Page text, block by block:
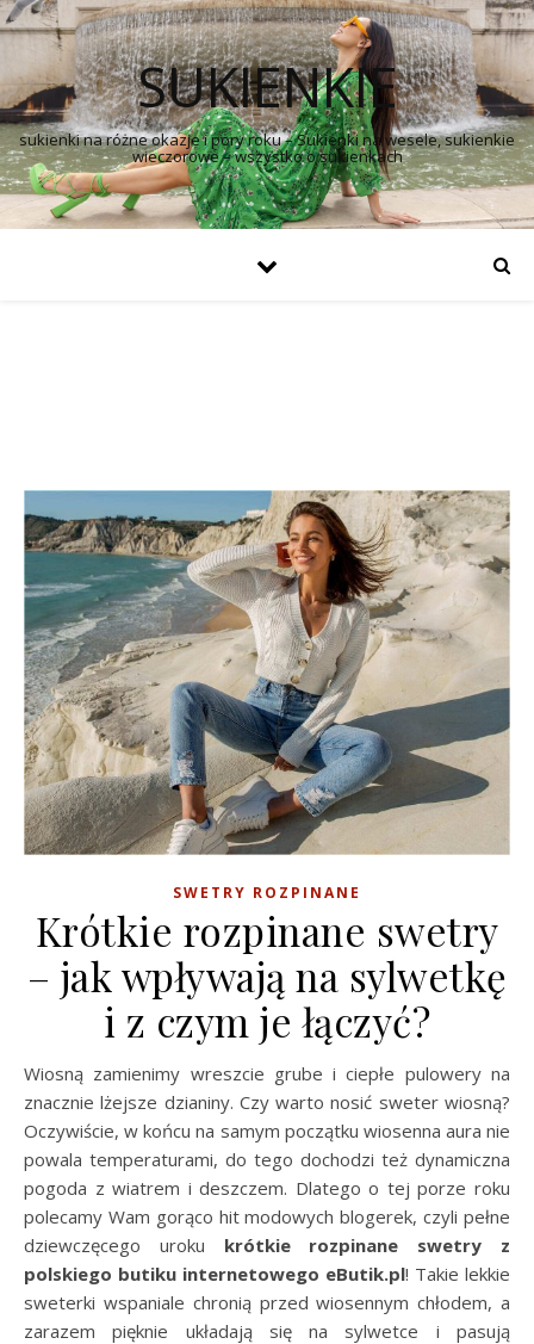
SUKIENKIE
sukienki na różne okazje i pory roku – Sukienki na wesele, sukienkie
wieczorowe – wszystko o sukienkach
SWETRY ROZPINANE
Krótkie rozpinane swetry
– jak wpływają na sylwetkę
i z czym je łączyć?
Wiosną zamienimy wreszcie grube i ciepłe pulowery na
znacznie lżejsze dzianiny. Czy warto nosić sweter wiosną?
Oczywiście, w końcu na samym początku wiosenna aura nie
powala temperaturami, do tego dochodzi też dynamiczna
pogoda z wiatrem i deszczem. Dlatego o tej porze roku
polecamy Wam gorąco hit modowych blogerek, czyli pełne
dziewczęcego uroku krótkie rozpinane swetry z
polskiego butiku internetowego eButik.pl! Takie lekkie
sweterki wspaniale chronią przed wiosennym chłodem, a
zarazem pięknie układają się na sylwetce i pasują